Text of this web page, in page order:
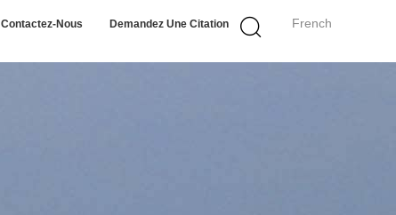
French
Contactez-Nous Demandez Une Citation